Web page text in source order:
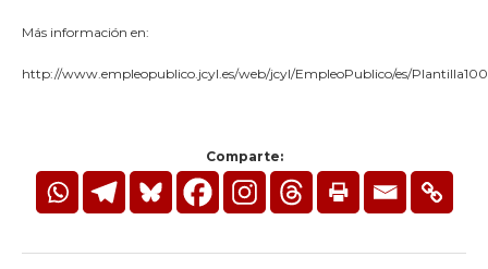
Más información en:
http://www.empleopublico.jcyl.es/web/jcyl/EmpleoPublico/es/
Comparte: